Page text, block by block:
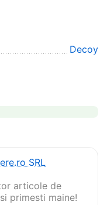
Decoy
SRL
articole de
primesti maine!